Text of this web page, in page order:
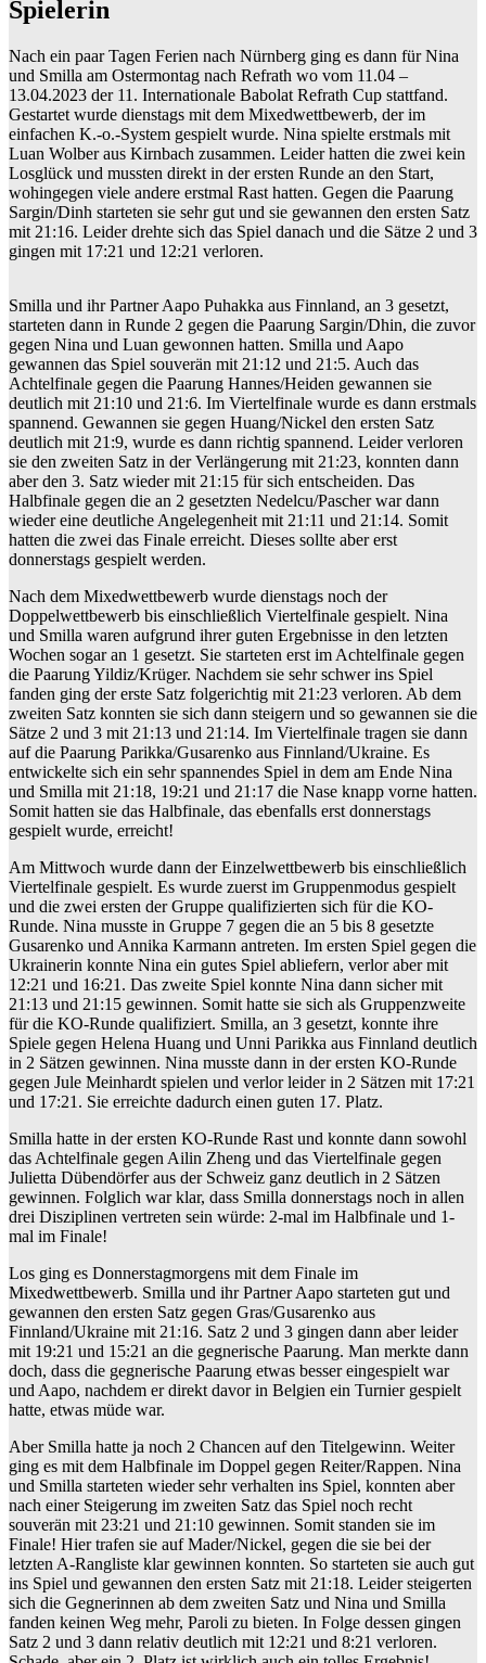
Spielerin
Nach ein paar Tagen Ferien nach Nürnberg ging es dann für Nina
und Smilla am Ostermontag nach Refrath wo vom 11.04 –
13.04.2023 der 11. Internationale Babolat Refrath Cup stattfand.
Gestartet wurde dienstags mit dem Mixedwettbewerb, der im
einfachen K.-o.-System gespielt wurde. Nina spielte erstmals mit
Luan Wolber aus Kirnbach zusammen. Leider hatten die zwei kein
Losglück und mussten direkt in der ersten Runde an den Start,
wohingegen viele andere erstmal Rast hatten. Gegen die Paarung
Sargin/Dinh starteten sie sehr gut und sie gewannen den ersten Satz
mit 21:16. Leider drehte sich das Spiel danach und die Sätze 2 und 3
gingen mit 17:21 und 12:21 verloren.
Smilla und ihr Partner Aapo Puhakka aus Finnland, an 3 gesetzt,
starteten dann in Runde 2 gegen die Paarung Sargin/Dhin, die zuvor
gegen Nina und Luan gewonnen hatten. Smilla und Aapo
gewannen das Spiel souverän mit 21:12 und 21:5. Auch das
Achtelfinale gegen die Paarung Hannes/Heiden gewannen sie
deutlich mit 21:10 und 21:6. Im Viertelfinale wurde es dann erstmals
spannend. Gewannen sie gegen Huang/Nickel den ersten Satz
deutlich mit 21:9, wurde es dann richtig spannend. Leider verloren
sie den zweiten Satz in der Verlängerung mit 21:23, konnten dann
aber den 3. Satz wieder mit 21:15 für sich entscheiden. Das
Halbfinale gegen die an 2 gesetzten Nedelcu/Pascher war dann
wieder eine deutliche Angelegenheit mit 21:11 und 21:14. Somit
hatten die zwei das Finale erreicht. Dieses sollte aber erst
donnerstags gespielt werden.
Nach dem Mixedwettbewerb wurde dienstags noch der
Doppelwettbewerb bis einschließlich Viertelfinale gespielt. Nina
und Smilla waren aufgrund ihrer guten Ergebnisse in den letzten
Wochen sogar an 1 gesetzt. Sie starteten erst im Achtelfinale gegen
die Paarung Yildiz/Krüger. Nachdem sie sehr schwer ins Spiel
fanden ging der erste Satz folgerichtig mit 21:23 verloren. Ab dem
zweiten Satz konnten sie sich dann steigern und so gewannen sie die
Sätze 2 und 3 mit 21:13 und 21:14. Im Viertelfinale tragen sie dann
auf die Paarung Parikka/Gusarenko aus Finnland/Ukraine. Es
entwickelte sich ein sehr spannendes Spiel in dem am Ende Nina
und Smilla mit 21:18, 19:21 und 21:17 die Nase knapp vorne hatten.
Somit hatten sie das Halbfinale, das ebenfalls erst donnerstags
gespielt wurde, erreicht!
Am Mittwoch wurde dann der Einzelwettbewerb bis einschließlich
Viertelfinale gespielt. Es wurde zuerst im Gruppenmodus gespielt
und die zwei ersten der Gruppe qualifizierten sich für die KO-
Runde. Nina musste in Gruppe 7 gegen die an 5 bis 8 gesetzte
Gusarenko und Annika Karmann antreten. Im ersten Spiel gegen die
Ukrainerin konnte Nina ein gutes Spiel abliefern, verlor aber mit
12:21 und 16:21. Das zweite Spiel konnte Nina dann sicher mit
21:13 und 21:15 gewinnen. Somit hatte sie sich als Gruppenzweite
für die KO-Runde qualifiziert. Smilla, an 3 gesetzt, konnte ihre
Spiele gegen Helena Huang und Unni Parikka aus Finnland deutlich
in 2 Sätzen gewinnen. Nina musste dann in der ersten KO-Runde
gegen Jule Meinhardt spielen und verlor leider in 2 Sätzen mit 17:21
und 17:21. Sie erreichte dadurch einen guten 17. Platz.
Smilla hatte in der ersten KO-Runde Rast und konnte dann sowohl
das Achtelfinale gegen Ailin Zheng und das Viertelfinale gegen
Julietta Dübendörfer aus der Schweiz ganz deutlich in 2 Sätzen
gewinnen. Folglich war klar, dass Smilla donnerstags noch in allen
drei Disziplinen vertreten sein würde: 2-mal im Halbfinale und 1-
mal im Finale!
Los ging es Donnerstagmorgens mit dem Finale im
Mixedwettbewerb. Smilla und ihr Partner Aapo starteten gut und
gewannen den ersten Satz gegen Gras/Gusarenko aus
Finnland/Ukraine mit 21:16. Satz 2 und 3 gingen dann aber leider
mit 19:21 und 15:21 an die gegnerische Paarung. Man merkte dann
doch, dass die gegnerische Paarung etwas besser eingespielt war
und Aapo, nachdem er direkt davor in Belgien ein Turnier gespielt
hatte, etwas müde war.
Aber Smilla hatte ja noch 2 Chancen auf den Titelgewinn. Weiter
ging es mit dem Halbfinale im Doppel gegen Reiter/Rappen. Nina
und Smilla starteten wieder sehr verhalten ins Spiel, konnten aber
nach einer Steigerung im zweiten Satz das Spiel noch recht
souverän mit 23:21 und 21:10 gewinnen. Somit standen sie im
Finale! Hier trafen sie auf Mader/Nickel, gegen die sie bei der
letzten A-Rangliste klar gewinnen konnten. So starteten sie auch gut
ins Spiel und gewannen den ersten Satz mit 21:18. Leider steigerten
sich die Gegnerinnen ab dem zweiten Satz und Nina und Smilla
fanden keinen Weg mehr, Paroli zu bieten. In Folge dessen gingen
Satz 2 und 3 dann relativ deutlich mit 12:21 und 8:21 verloren.